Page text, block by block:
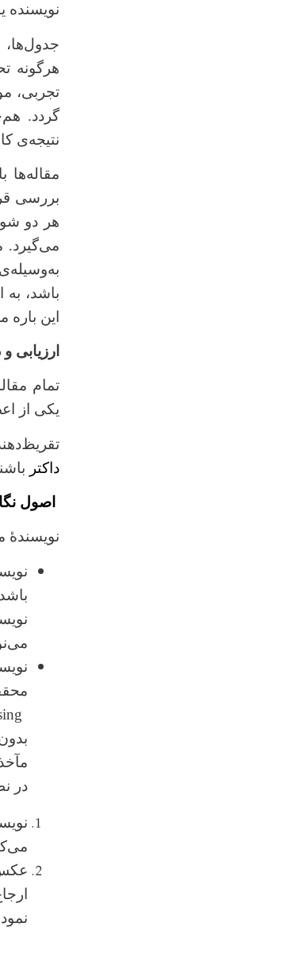
نویسنده
هرگونه
تجربی،
‌گردد. هم
نتیجه‌ی
مقاله‌ها
بررسی
هر دو
می‌گیرد.
به
باشد، به
این باره
ارزیابی
تمام
یکی از
داکتر
اصول
نویسندۀ
می
در
می